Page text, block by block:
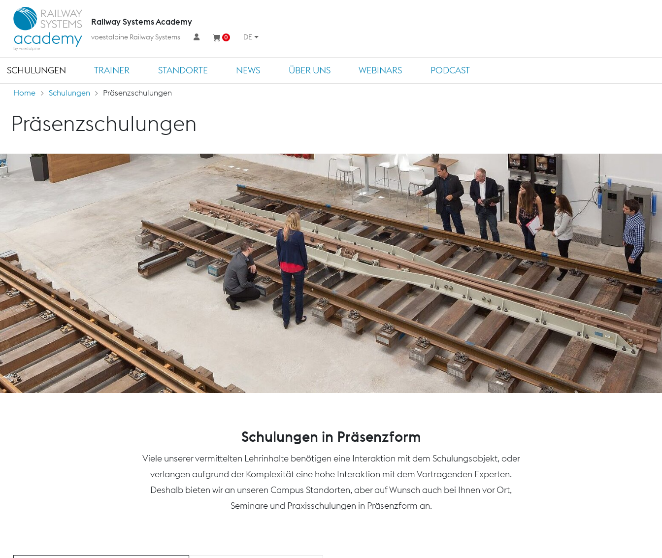
SCHULUNGEN TRAINER STANDORTE NEWS ÜBER UNS WEBINARS PODCAST
Railway Systems Academy
voestalpine Railway Systems 0 DE
Home Schulungen Präsenzschulungen
Präsenzschulungen
Schulungen in Präsenzform
Viele unserer vermittelten Lehrinhalte benötigen eine Interaktion mit dem Schulungsobjekt, oder
verlangen aufgrund der Komplexität eine hohe Interaktion mit dem Vortragenden Experten.
Deshalb bieten wir an unseren Campus Standorten, aber auf Wunsch auch bei Ihnen vor Ort,
Seminare und Praxisschulungen in Präsenzform an.